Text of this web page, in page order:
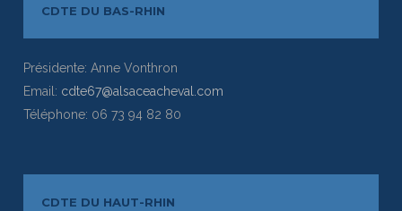
CDTE DU BAS-RHIN
Présidente: Anne Vonthron
Email: cdte67@alsaceacheval.com
Téléphone: 06 73 94 82 80
CDTE DU HAUT-RHIN